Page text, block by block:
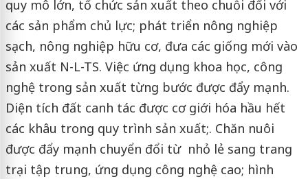
quy mô lớn, tổ chức sản xuất theo chuỗi đối với
các sản phẩm chủ lực; phát triển nông nghiệp
sạch, nông nghiệp hữu cơ, đưa các giống mới vào
sản xuất N-L-TS. Việc ứng dụng khoa học, công
nghệ trong sản xuất từng bước được đẩy mạnh.
Diện tích đất canh tác được cơ giới hóa hầu hết
các khâu trong quy trình sản xuất;. Chăn nuôi
được đẩy mạnh chuyển đổi từ nhỏ lẻ sang trang
trại tập trung, ứng dụng công nghệ cao; hình